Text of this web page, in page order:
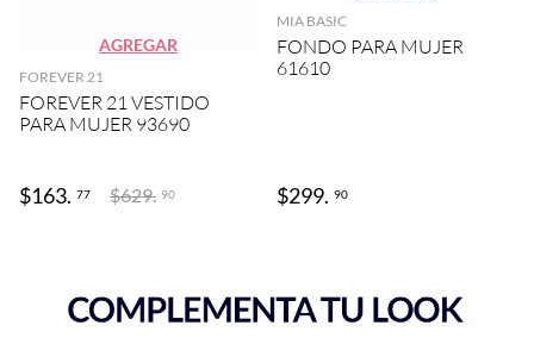
AGREGAR
FOREVER 21
FOREVER 21 VESTIDO
PARA MUJER 93690
$163. 77 $629. 90
MIA BASIC
FONDO PARA MUJER
61610
$299. 90